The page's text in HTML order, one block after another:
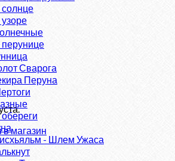
в магазин
Сварога
Перуна
- Шлем Ужаса